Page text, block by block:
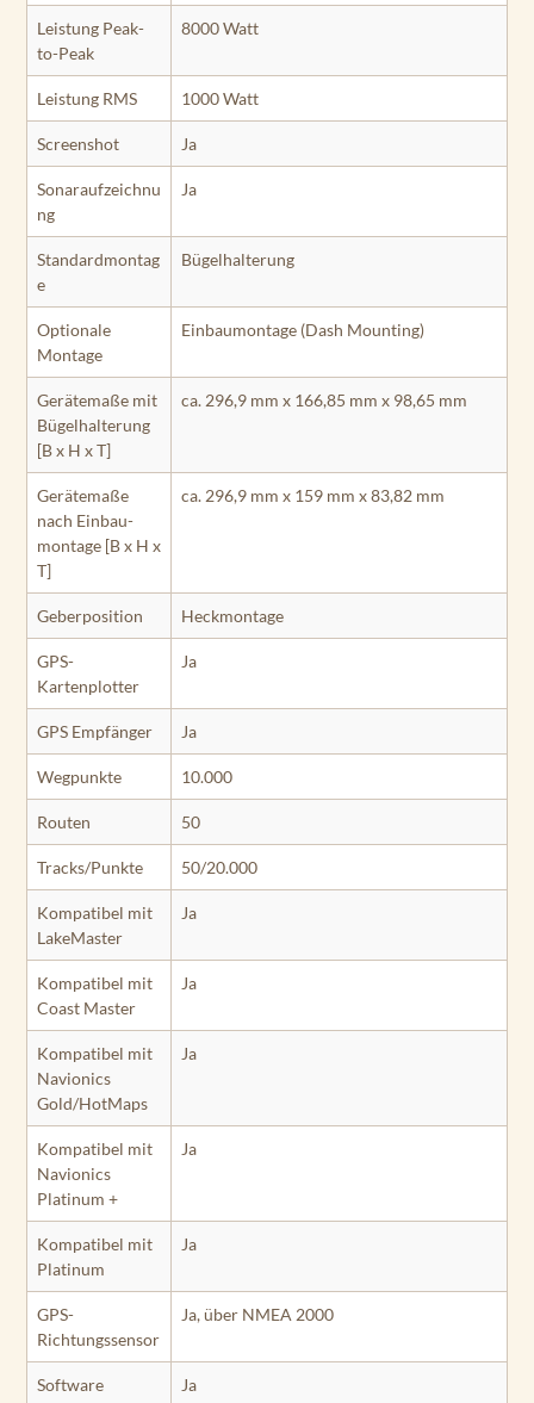
Leistung Peak-
to-Peak
8000 Watt
Leistung RMS 1000 Watt
Screenshot Ja
Sonaraufzeichnu
ng
Ja
Standardmontag
e
Bügelhalterung
Optionale
Montage
Einbaumontage (Dash Mounting)
Gerätemaße mit
Bügel­halterung
[B x H x T]
ca. 296,9 mm x 166,85 mm x 98,65 mm
Gerätemaße
nach Einbau­
montage [B x H x
T]
ca. 296,9 mm x 159 mm x 83,82 mm
Geberposition Heckmontage
GPS-
Kartenplotter
Ja
GPS Empfänger Ja
Wegpunkte 10.000
Routen 50
Tracks/Punkte 50/20.000
Kompatibel mit
LakeMaster
Ja
Kompatibel mit
Coast Master
Ja
Kompatibel mit
Navionics
Gold/HotMaps
Ja
Kompatibel mit
Navionics
Platinum +
Ja
Kompatibel mit
Platinum
Ja
GPS-
Richtungssensor
Ja, über NMEA 2000
Software
Ja